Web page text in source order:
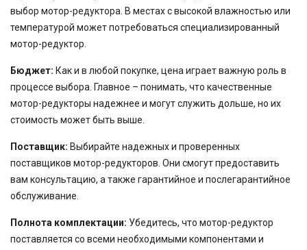
выбор мотор-редуктора. В местах с высокой влажностью или
температурой может потребоваться специализированный
мотор-редуктор.
Бюджет: Как и в любой покупке, цена играет важную роль в
процессе выбора. Главное – понимать, что качественные
мотор-редукторы надежнее и могут служить дольше, но их
стоимость может быть выше.
Поставщик: Выбирайте надежных и проверенных
поставщиков мотор-редукторов. Они смогут предоставить
вам консультацию, а также гарантийное и послегарантийное
обслуживание.
Полнота комплектации: Убедитесь, что мотор-редуктор
поставляется со всеми необходимыми компонентами и